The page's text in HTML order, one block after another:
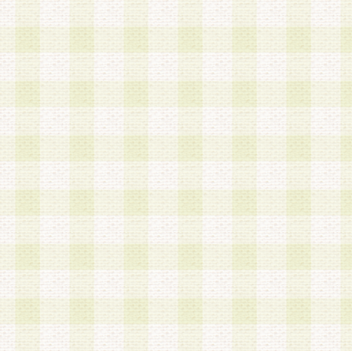
は、当該個人情報を以下の各号に定める目的に利
す。なお、これら事項以外の目的で個人情報を利
かじめ会員の同意を得たうえで利用するものとし
a.本サービスの実施または運営
b.本サービスに係る謝礼、景品、調査サンプル品
c.会員からの電話、メール等の問い合わせなどへ
d.その他これらに付随する業務
2.当社は、会員個人を識別することのできる情報
会員情報を本人の承諾なく第三者に開示すること
人を識別できる情報について第三者に開示または
社は事前に会員本人の同意を得るものとします。
3.前項の定めに拘わらず、当社は、以下の目的に
意を 得ることなく、会員個人を識別できる情報
づき選定した委託業者に対して当社の責任におい
できるものとします。な お、当社は、当該委託
契約を締結しこれを遵守させるとともに、本規約